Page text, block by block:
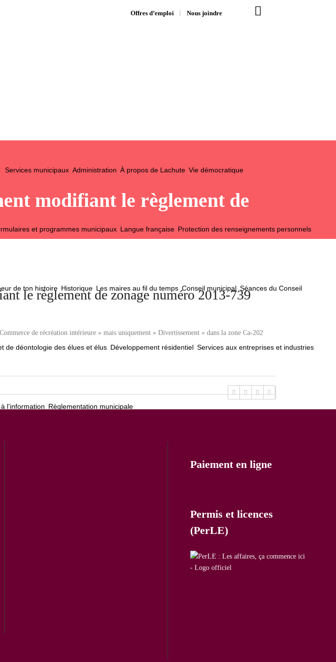
Offres d’emploi Nous joindre
Services municipaux Administration À propos de Lachute Vie démocratique
et programmes municipaux Langue française Protection des renseignements personnels
de ton histoire Historique Les maires au fil du temps Conseil municipal Séances du Conseil
de déontologie des élues et élus Développement résidentiel Services aux entreprises et industries
l’information Règlementation municipale
modifiant le règlement de
le règlement de zonage numéro 2013-739
de récréation intérieure » mais uniquement « Divertissement » dans la zone Ca-202
Paiement en ligne
Permis et licences
(PerLE)